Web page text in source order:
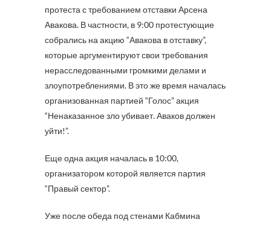
протеста с требованием отставки Арсена
Авакова. В частности, в 9:00 протестующие
собрались на акцию “Авакова в отставку”,
которые аргументируют свои требования
нерасследованными громкими делами и
злоупотреблениями. В это же время началась
организованная партией “Голос” акция
“Ненаказанное зло убивает. Аваков должен
уйти!”.
Еще одна акция началась в 10:00,
организатором которой является партия
“Правый сектор”.
Уже после обеда под стенами Кабмина